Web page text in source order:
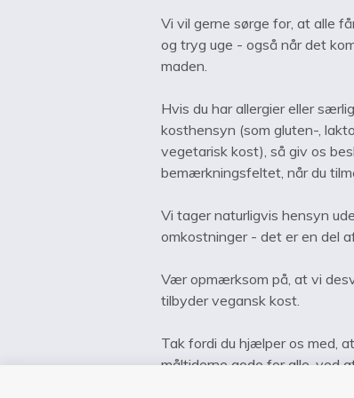
Vi vil gerne sørge for, at alle
og tryg uge - også når det
maden.
Hvis du har allergier eller
kosthensyn (som gluten-,
vegetarisk kost), så giv os
bemærkningsfeltet, når du
Vi tager naturligvis hensyn
omkostninger - det er en del
Vær opmærksom på, at vi
tilbyder vegansk kost.
Tak fordi du hjælper os med,
måltiderne gode for alle, ved